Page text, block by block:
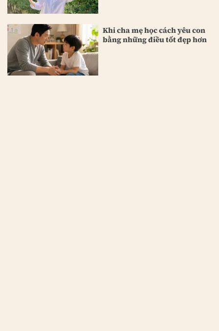
Khi cha mẹ học cách yêu con
bằng những điều tốt đẹp hơn